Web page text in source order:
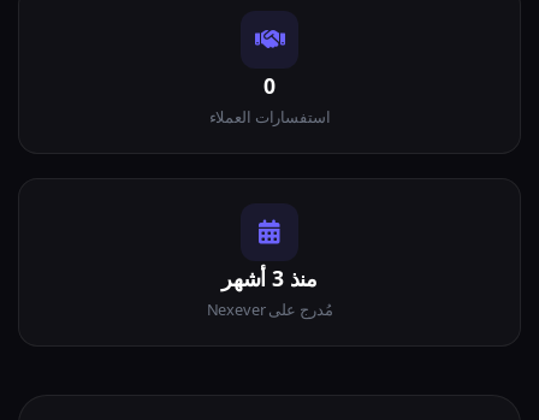
0
استفسارات العملاء
منذ 3 أشهر
مُدرج على Nexever